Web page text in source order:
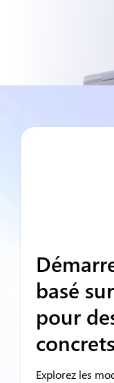
basé
pour
Explorez les